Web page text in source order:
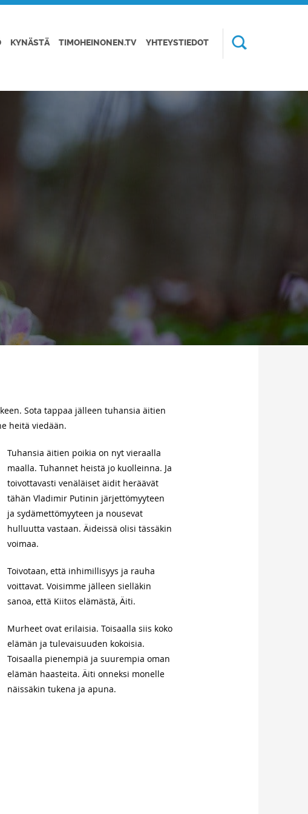
KYNÄSTÄ TIMOHEINONEN.TV YHTEYSTIEDOT
Sota tappaa jälleen tuhansia äitien
heitä viedään.
Tuhansia äitien poikia on nyt vieraalla
maalla. Tuhannet heistä jo kuolleinna. Ja
toivottavasti venäläiset äidit heräävät
tähän Vladimir Putinin järjettömyyteen
ja sydämettömyyteen ja nousevat
hulluutta vastaan. Äideissä olisi tässäkin
voimaa.
Toivotaan, että inhimillisyys ja rauha
voittavat. Voisimme jälleen sielläkin
sanoa, että Kiitos elämästä, Äiti.
Murheet ovat erilaisia. Toisaalla siis koko
elämän ja tulevaisuuden kokoisia.
Toisaalla pienempiä ja suurempia oman
elämän haasteita. Äiti onneksi monelle
näissäkin tukena ja apuna.